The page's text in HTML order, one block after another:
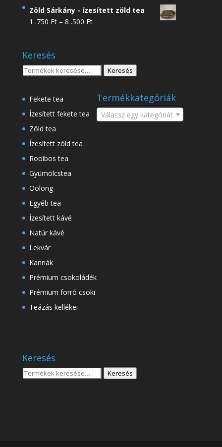
.950 Ft
Zöld Sárkány - ízesített zöld tea
1 .750 Ft – 8 .500 FtÁrtartomány:
8
.500 Ft
Keresés
Keresés
Keresés
Fekete tea
Ízesített fekete tea
Zöld tea
Ízesített zöld tea
Rooibos tea
Gyümölcstea
Oolong
Egyéb tea
Ízesített kávé
Natúr kávé
Lekvár
Kannák
Prémium csokoládék
Prémium forró csoki
Teázás kellékei
Termékkategóriák
Válassz egy kategóriát
Keresés
Keresés
Keresés